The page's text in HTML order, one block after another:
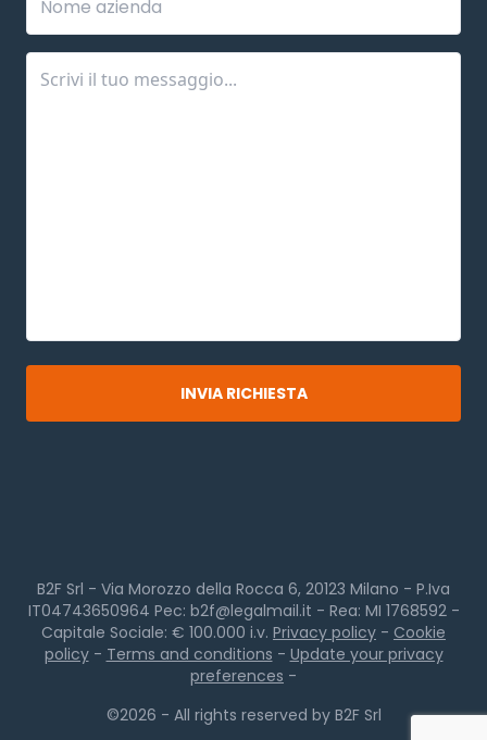
B2F Srl - Via Morozzo della Rocca 6, 20123 Milano - P.Iva
IT04743650964 Pec: b2f@legalmail.it - Rea: MI 1768592 -
Capitale Sociale: € 100.000 i.v. Privacy policy - Cookie
policy- Terms and conditions - Update your privacy
preferences -
©2026 - All rights reserved by B2F Srl